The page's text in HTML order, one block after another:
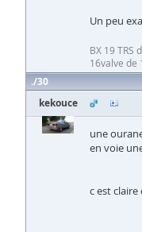
Un peu
BX 19 TRS
16valve de
30
kekouce
une
en voie
c est